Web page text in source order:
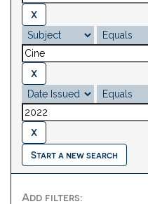
Start a new search
Add filters: